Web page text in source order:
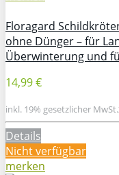
Floragard
ohne Dünger – für
Überwinterung und
14,99 €
inkl. 19% gesetzlicher MwSt.
Details
Nicht verfügbar
merken